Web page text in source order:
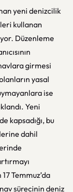
yeni denizcilik
kullanan
Düzenleme
girmesi
yasal
ise
Yeni
kapsadığı, bu
dahil
Temmuz’da
sürecinin deniz